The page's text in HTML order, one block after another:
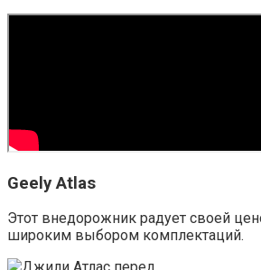
Geely Atlas
Этот внедорожник радует своей
широким выбором комплектаций.